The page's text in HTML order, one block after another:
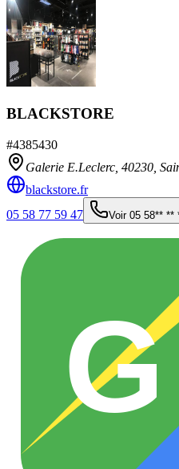
BLACKSTORE
#4385430
Galerie E.Leclerc, 40230
blackstore.fr
05 58 77 59 47
Voir 05 58** **
G